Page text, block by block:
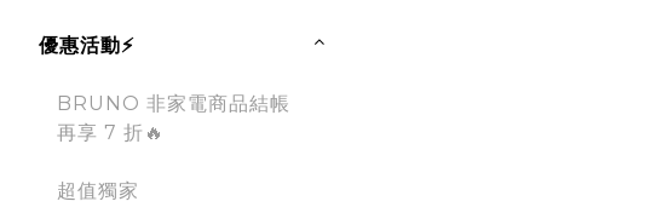
優惠活動⚡
BRUNO 非家電商品結帳
再享 7 折🔥
超值獨家